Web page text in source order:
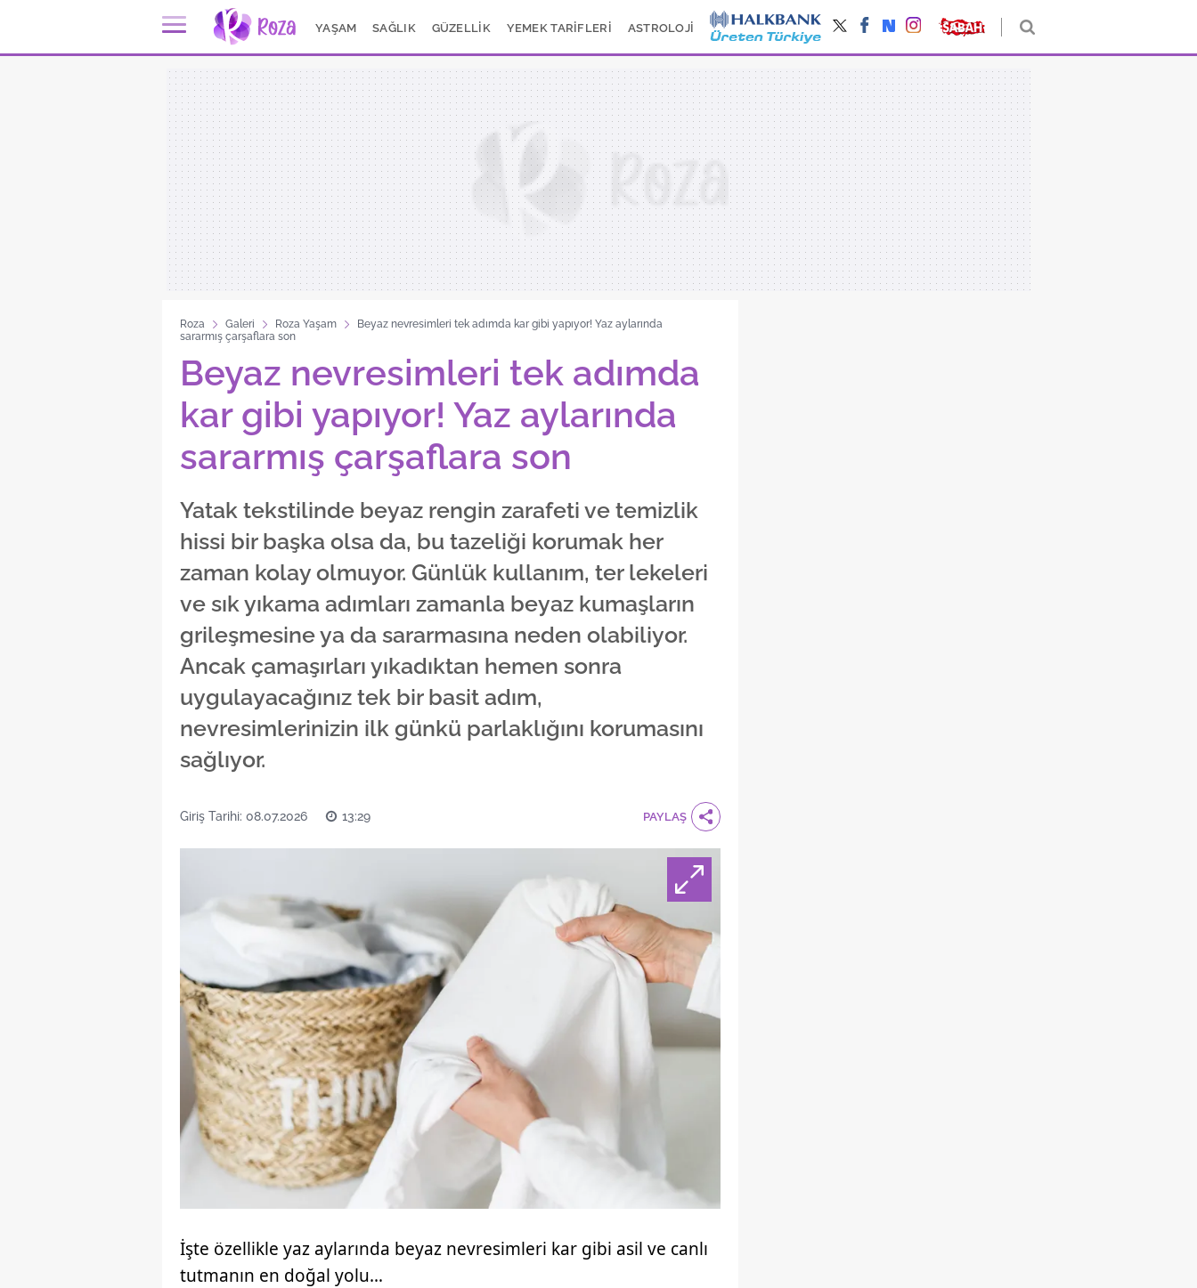
YAŞAM SAĞLIK GÜZELLİK YEMEK TARİFLERİ ASTROLOJİ
Roza Galeri Roza Yaşam
Beyaz nevresimleri tek adımda kar gibi yapıyor! Yaz aylarında
sararmış çarşaflara son
Beyaz nevresimleri tek adımda
kar gibi yapıyor! Yaz aylarında
sararmış çarşaflara son
Yatak tekstilinde beyaz rengin zarafeti ve temizlik
hissi bir başka olsa da, bu tazeliği korumak her
zaman kolay olmuyor. Günlük kullanım, ter lekeleri
ve sık yıkama adımları zamanla beyaz kumaşların
grileşmesine ya da sararmasına neden olabiliyor.
Ancak çamaşırları yıkadıktan hemen sonra
uygulayacağınız tek bir basit adım,
nevresimlerinizin ilk günkü parlaklığını korumasını
sağlıyor.
Giriş Tarihi: 08.07.2026 13:29 PAYLAŞ
İşte özellikle yaz aylarında beyaz nevresimleri kar gibi asil ve canlı
tutmanın en doğal yolu…